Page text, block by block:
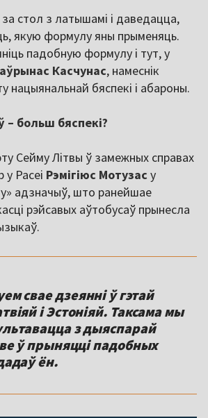
стол з латышамі і даведацца,
якую формулу яны прыменяць.
падобную формулу і тут, у
Касчунас, намеснік
нацыянальнай бяспекі і абароны.
больш бяспекі?
Сейму Літвы ў замежных справах
Расеі Рэмігіюс Мотузас у
адзначыў, што ранейшае
рэйсавых аўтобусаў прынесла
свае дзеянні ў гэтай
і Эстоніяй. Таксама мы
з дыяспарай
ў прыняцці падобных
рашэнняў», – дадаў ён.